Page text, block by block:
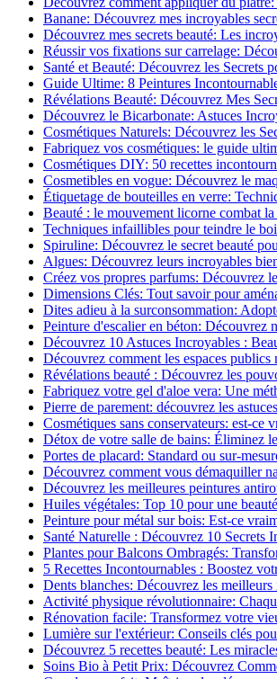
Banane: Découvrez mes incroyables
Découvrez mes secrets beauté: Les
Réussir vos fixations sur carrelage:
Santé et Beauté: Découvrez les Secrets
Guide Ultime: 8 Peintures
Révélations Beauté: Découvrez Mes
Découvrez le Bicarbonate: Astuces
Cosmétiques Naturels: Découvrez les
Fabriquez vos cosmétiques: le guide
Cosmétiques DIY: 50 recettes
Cosmetibles en vogue: Découvrez le
Étiquetage de bouteilles en verre:
Beauté : le mouvement licorne combat
Techniques infaillibles pour teindre le
Spiruline: Découvrez le secret beauté
Algues: Découvrez leurs incroyables
Créez vos propres parfums: Découvrez
Dimensions Clés: Tout savoir pour
Dites adieu à la surconsommation:
Peinture d'escalier en béton: Découvrez
Découvrez 10 Astuces Incroyables :
Découvrez comment les espaces
Révélations beauté : Découvrez les
Fabriquez votre gel d'aloe vera: Une
Pierre de parement: découvrez les
Cosmétiques sans conservateurs: est-ce
Détox de votre salle de bains: Éliminez
Portes de placard: Standard ou sur-
Découvrez comment vous démaquiller
Découvrez les meilleures peintures
Huiles végétales: Top 10 pour une
Peinture pour métal sur bois: Est-ce
Santé Naturelle : Découvrez 10 Secrets
Plantes pour Balcons Ombragés:
5 Recettes Incontournables : Boostez
Dents blanches: Découvrez les meilleurs
Activité physique révolutionnaire:
Rénovation facile: Transformez votre
Lumière sur l'extérieur: Conseils clés
Découvrez 5 recettes beauté: Les
Soins Bio à Petit Prix: Découvrez